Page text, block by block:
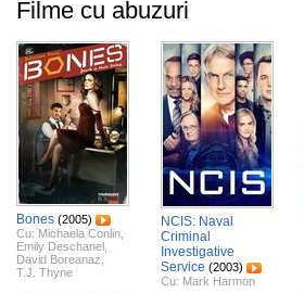
Filme cu abuzuri
Bones (2005)
Cu: Michaela Conlin
Emily Deschanel
David Boreanaz
T.J. Thyne
NCIS: Naval
Criminal
Investigative
Service (2003)
Cu: Mark Harmon